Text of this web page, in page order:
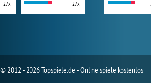
27x 27x
© 2012 - 2026 Topspiele.de - Online spiele kostenlos